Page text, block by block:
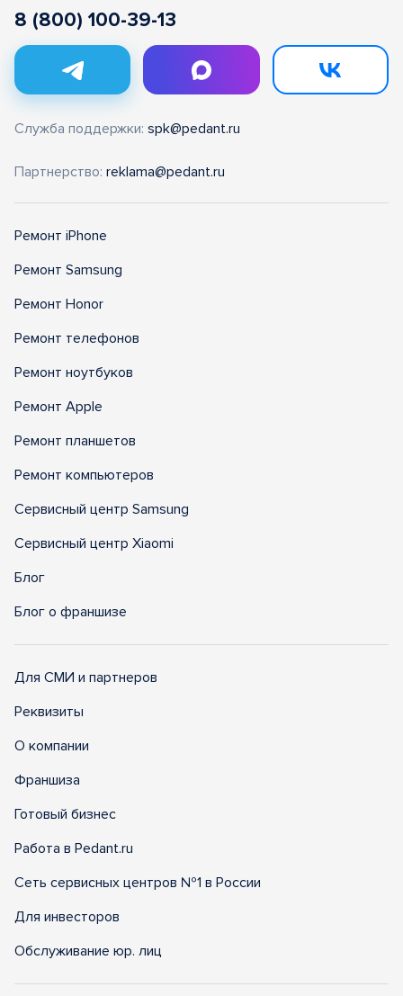
8 (800) 100-39-13
Служба поддержки: spk@pedant.ru
Партнерство: reklama@pedant.ru
Ремонт iPhone
Ремонт Samsung
Ремонт Honor
Ремонт телефонов
Ремонт ноутбуков
Ремонт Apple
Ремонт планшетов
Ремонт компьютеров
Сервисный центр Samsung
Сервисный центр Xiaomi
Блог
Блог о франшизе
Для СМИ и партнеров
Реквизиты
О компании
Франшиза
Готовый бизнес
Работа в Pedant.ru
Сеть сервисных центров №1 в России
Для инвесторов
Обслуживание юр. лиц